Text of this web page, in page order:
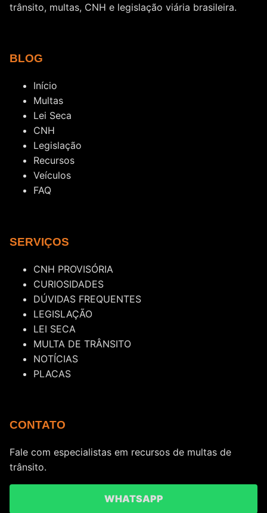
trânsito, multas, CNH e legislação viária brasileira.
BLOG
Início
Multas
Lei Seca
CNH
Legislação
Recursos
Veículos
FAQ
SERVIÇOS
CNH PROVISÓRIA
CURIOSIDADES
DÚVIDAS FREQUENTES
LEGISLAÇÃO
LEI SECA
MULTA DE TRÂNSITO
NOTÍCIAS
PLACAS
CONTATO
Fale com especialistas em recursos de multas de
trânsito.
WHATSAPP